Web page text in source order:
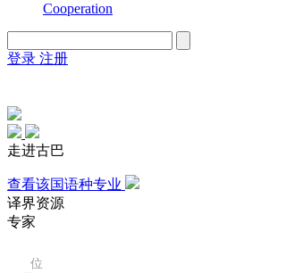
Cooperation
登录 注册
走进古巴
查看该国语种专业
译界资源
专家
位